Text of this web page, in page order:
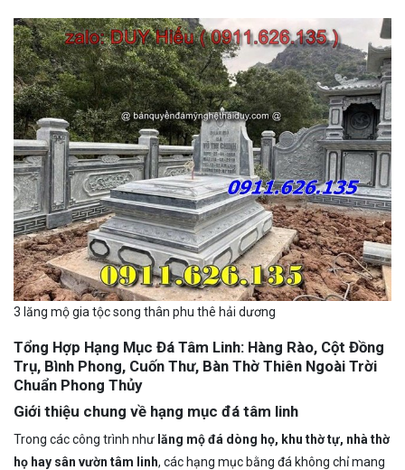
3 lăng mộ gia tộc song thân phu thê hải dương
Tổng Hợp Hạng Mục Đá Tâm Linh: Hàng Rào, Cột Đồng
Trụ, Bình Phong, Cuốn Thư, Bàn Thờ Thiên Ngoài Trời
Chuẩn Phong Thủy
Giới thiệu chung về hạng mục đá tâm linh
Trong các công trình như lăng mộ đá dòng họ, khu thờ tự, nhà thờ
họ hay sân vườn tâm linh, các hạng mục bằng đá không chỉ mang